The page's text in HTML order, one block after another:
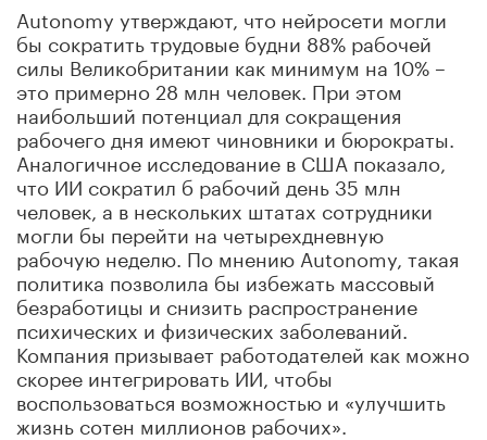
Autonomy утверждают, что нейросети могли
бы сократить трудовые будни 88% рабочей
силы Великобритании как минимум на 10% –
это примерно 28 млн человек. При этом
наибольший потенциал для сокращения
рабочего дня имеют чиновники и бюрократы.
Аналогичное исследование в США показало,
что ИИ сократил б рабочий день 35 млн
человек, а в нескольких штатах сотрудники
могли бы перейти на четырехдневную
рабочую неделю. По мнению Autonomy, такая
политика позволила бы избежать массовый
безработицы и снизить распространение
психических и физических заболеваний.
Компания призывает работодателей как можно
скорее интегрировать ИИ, чтобы
воспользоваться возможностью и «улучшить
жизнь сотен миллионов рабочих».